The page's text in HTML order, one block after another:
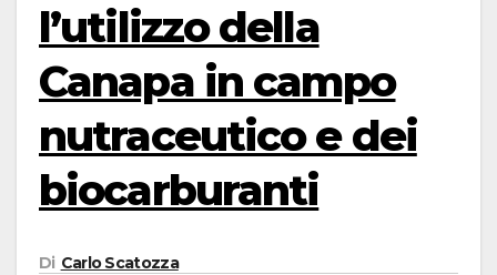
l’utilizzo della
Canapa in campo
nutraceutico e dei
biocarburanti
Di Carlo Scatozza